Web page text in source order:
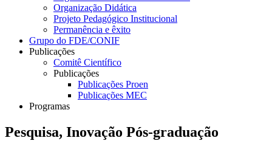
Organização Didática
Projeto Pedagógico Institucional
Permanência e êxito
Grupo do FDE/CONIF
Publicações
Comitê Científico
Publicações
Publicações Proen
Publicações MEC
Programas
Pesquisa, Inovação Pós-graduação